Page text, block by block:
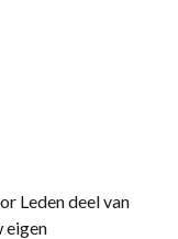
Leden deel van
eigen